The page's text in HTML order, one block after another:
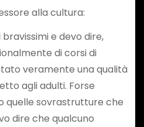
alla cultura:
e devo dire,
di corsi di
veramente una qualità
agli adulti. Forse
quelle sovrastrutture che
dire che qualcuno